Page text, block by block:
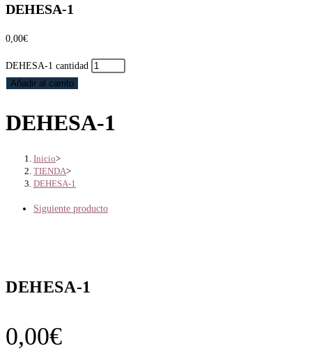
DEHESA-1
0,00€
DEHESA-1 cantidad
Añadir al carrito
DEHESA-1
Inicio>
TIENDA>
DEHESA-1
Siguiente producto
DEHESA-1
0,00€